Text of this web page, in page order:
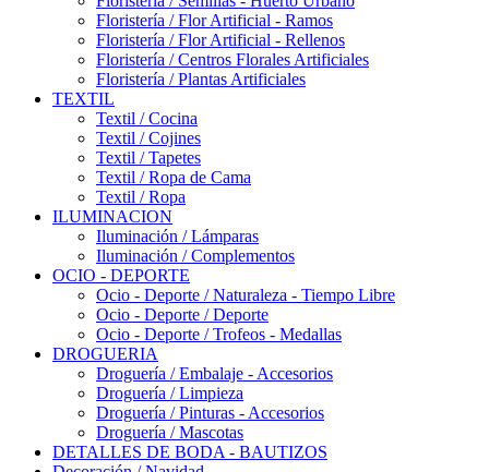
Floristería / Flor Artificial - Ramos
Floristería / Flor Artificial - Rellenos
Floristería / Centros Florales Artificiales
Floristería / Plantas Artificiales
TEXTIL
Textil / Cocina
Textil / Cojines
Textil / Tapetes
Textil / Ropa de Cama
Textil / Ropa
ILUMINACION
Iluminación / Lámparas
Iluminación / Complementos
OCIO - DEPORTE
Ocio - Deporte / Naturaleza - Tiempo Libre
Ocio - Deporte / Deporte
Ocio - Deporte / Trofeos - Medallas
DROGUERIA
Droguería / Embalaje - Accesorios
Droguería / Limpieza
Droguería / Pinturas - Accesorios
Droguería / Mascotas
DETALLES DE BODA - BAUTIZOS